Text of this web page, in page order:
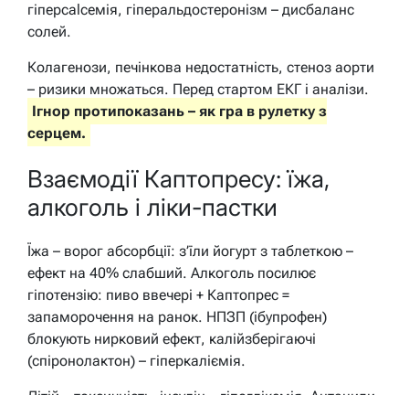
гіперcalcемія, гіперальдостеронізм – дисбаланс
солей.
Колагенози, печінкова недостатність, стеноз аорти
– ризики множаться. Перед стартом ЕКГ і аналізи.
Ігнор протипоказань – як гра в рулетку з
серцем.
Взаємодії Каптопресу: їжа,
алкоголь і ліки-пастки
Їжа – ворог абсорбції: з’їли йогурт з таблеткою –
ефект на 40% слабший. Алкоголь посилює
гіпотензію: пиво ввечері + Каптопрес =
запаморочення на ранок. НПЗП (ібупрофен)
блокують нирковий ефект, калійзберігаючі
(спіронолактон) – гіперкаліємія.